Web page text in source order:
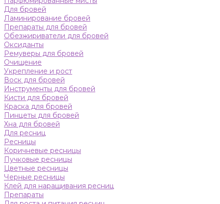
Для бровей
Ламинирование бровей
Препараты для бровей
Обезжириватели для бровей
Оксиданты
Ремуверы для бровей
Очищение
Укрепление и рост
Воск для бровей
Инструменты для бровей
Кисти для бровей
Краска для бровей
Пинцеты для бровей
Хна для бровей
Для ресниц
Ресницы
Коричневые ресницы
Пучковые ресницы
Цветные ресницы
Черные ресницы
Клей для наращивания ресниц
Препараты